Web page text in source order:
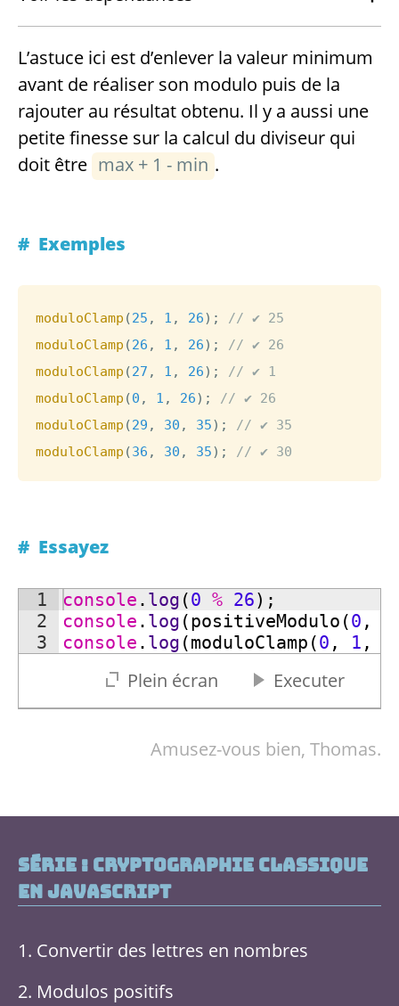
L’astuce ici est d’enlever la valeur minimum
avant de réaliser son modulo puis de la
rajouter au résultat obtenu. Il y a aussi une
petite finesse sur la calcul du diviseur qui
doit être max + 1 - min .
Exemples
moduloClamp (25 , 1 , 26) ;
// ✔ 25
moduloClamp (26 , 1 , 26) ;
// ✔ 26
moduloClamp (27 , 1 , 26) ;
// ✔ 1
moduloClamp (0 , 1 , 26) ;
// ✔ 26
moduloClamp (29 , 30 , 35) ;
// ✔ 35
moduloClamp (36 , 30 , 35) ; // ✔ 30
Essayez
1
2
3
console . log (0 % 26) ;
console . log (positiveModulo (0 ,
console . log (moduloClamp (0 , 1 ,
Plein écran Executer
Amusez-vous bien, Thomas.
Série : Cryptographie Classique
en JavaScript
Convertir des lettres en nombres
Modulos positifs